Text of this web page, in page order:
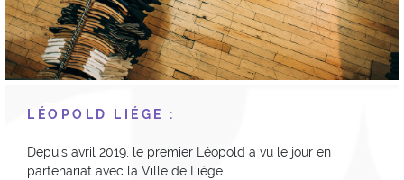
L ÉOPOLD LI É GE :
Depuis avril 2019, le premier Léopold a vu le jour en
partenariat avec la Ville de Liège.